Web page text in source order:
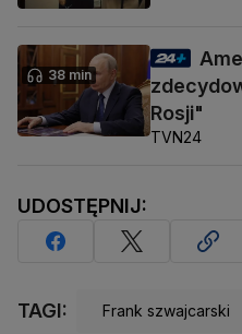
38 min
Rosji"
TVN24
UDOSTĘPNIJ:
TAGI: Frank szwajcarski